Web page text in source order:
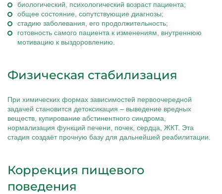
биологический, психологический возраст пациента;
общее состояние, сопутствующие диагнозы;
стадию заболевания, его продолжительность;
готовность самого пациента к изменениям, внутреннюю
мотивацию к выздоровлению.
Физическая стабилизация
При химических формах зависимостей первоочередной
задачей становится детоксикация – выведение вредных
веществ, купирование абстинентного синдрома,
нормализация функций печени, почек, сердца, ЖКТ. Эта
стадия создаёт прочную базу для дальнейшей реабилитации.
Коррекция пищевого
поведения